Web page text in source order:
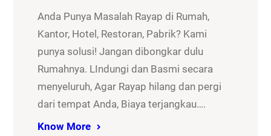
Anda Punya Masalah Rayap di Rumah,
Kantor, Hotel, Restoran, Pabrik? Kami
punya solusi! Jangan dibongkar dulu
Rumahnya. LIndungi dan Basmi secara
menyeluruh, Agar Rayap hilang dan pergi
dari tempat Anda, Biaya terjangkau….
Know More